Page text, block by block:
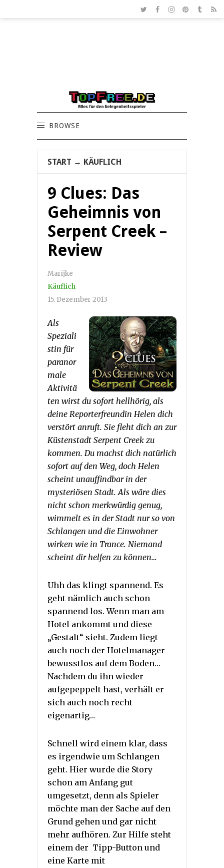
BROWSE
START → KÄUFLICH
9 Clues: Das
Geheimnis von
Serpent Creek –
Review
Marijke
Käuflich
15. Dezember 2013
Als
Speziali
stin für
paranor
male
Aktivitä
ten wirst du sofort hellhörig, als
deine Reporterfreundin Helen dich
verstört anruft. Sie fleht dich an zur
Küstenstadt Serpent Creek zu
kommen. Du machst dich natürlich
sofort auf den Weg, doch Helen
scheint unauffindbar in der
mysteriösen Stadt. Als wäre dies
nicht schon merkwürdig genug,
wimmelt es in der Stadt nur so von
Schlangen und die Einwohner
wirken wie in Trance. Niemand
scheint dir helfen zu können…
Uhh das klingt spannend. Es
geht nämlich auch schon
spannend los. Wenn man am
Hotel ankommt und diese
„Gestalt“ sieht. Zudem liegt
auch noch der Hotelmanager
bewusstlos auf dem Boden…
Nachdem du ihn wieder
aufgepeppelt hast, verhält er
sich auch noch recht
eigenartig…
Schnell wird einem klar, dass
es irgendwie um Schlangen
geht. Hier wurde die Story
schon am Anfang gut
umgesetzt, denn als Spieler
möchte man der Sache auf den
Grund gehen und gar nicht
mehr aufhören. Zur Hilfe steht
einem der Tipp-Button und
eine Karte mit